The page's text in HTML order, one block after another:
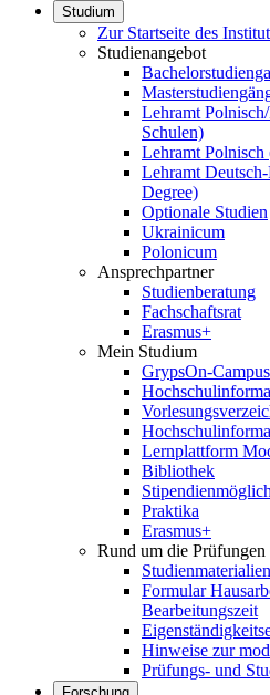
Studium
Zur Startseite des
Studienangebot
Lehramt
Schulen)
Lehramt Polnisch
Lehramt
Degree)
Optionale Studien
Ukrainicum
Polonicum
Ansprechpartner
Studienberatung
Fachschaftsrat
Erasmus+
Mein Studium
GrypsOn-
Lernplattform
Bibliothek
Praktika
Erasmus+
Rund um die Prüfungen
Studienmaterialien
Formular
Bearbeitungszeit
Hinweise zur
Prüfungs- und